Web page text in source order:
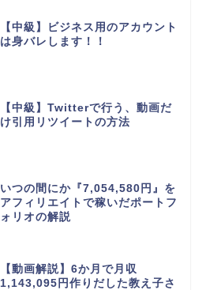
【中級】ビジネス用のアカウント
は身バレします！！
【中級】Twitterで行う、動画だ
け引用リツイートの方法
いつの間にか『7,054,580円』を
アフィリエイトで稼いだポートフ
ォリオの解説
【動画解説】6か月で月収
1,143,095円作りだした教え子さ